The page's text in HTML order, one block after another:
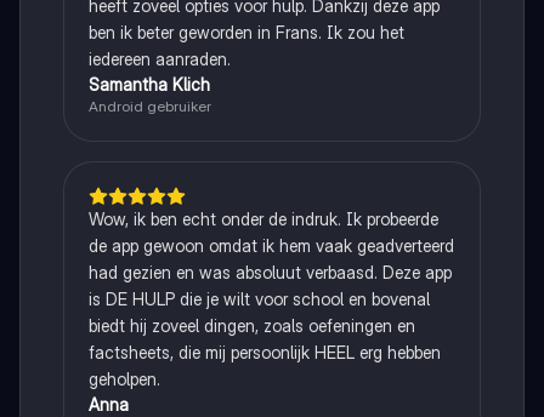
heeft zoveel opties voor hulp. Dankzij deze app
ben ik beter geworden in Frans. Ik zou het
iedereen aanraden.
Samantha Klich
Android gebruiker
Wow, ik ben echt onder de indruk. Ik probeerde
de app gewoon omdat ik hem vaak geadverteerd
had gezien en was absoluut verbaasd. Deze app
is DE HULP die je wilt voor school en bovenal
biedt hij zoveel dingen, zoals oefeningen en
factsheets, die mij persoonlijk HEEL erg hebben
geholpen.
Anna